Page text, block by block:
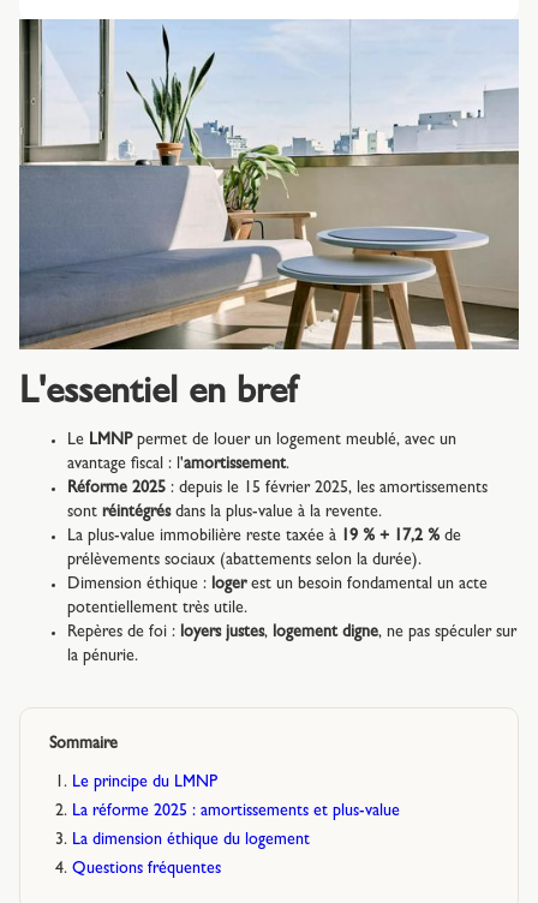
L'essentiel en bref
Le LMNPpermet de louer un logement meublé, avec un
avantage fiscal : l'amortissement.
Réforme 2025 : depuis le 15 février 2025, les amortissements
sont réintégrésdans la plus-value à la revente.
La plus-value immobilière reste taxée à 19 % + 17,2 % de
prélèvements sociaux (abattements selon la durée).
Dimension éthique : logerest un besoin fondamental un acte
potentiellement très utile.
Repères de foi : loyers justes, logement digne, ne pas spéculer sur
la pénurie.
Sommaire
Le principe du LMNP
La réforme 2025 : amortissements et plus-value
La dimension éthique du logement
Questions fréquentes